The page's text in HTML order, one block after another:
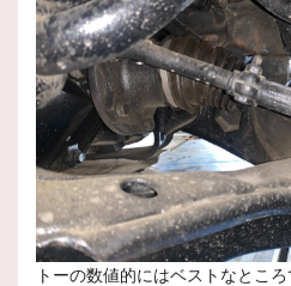
トーの数値的にはベストなとこ